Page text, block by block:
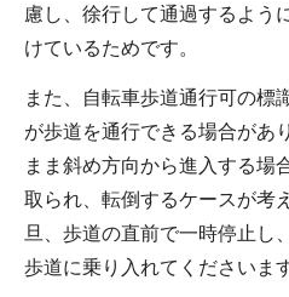
慮し、徐行して通過するよう
けているためです。
また、自転車歩道通行可の標
が歩道を通行できる場合があ
まま斜め方向から進入する場
取られ、転倒するケースが考
旦、歩道の直前で一時停止し
歩道に乗り入れてくださいま